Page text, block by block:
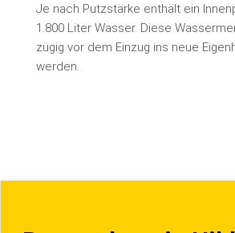
Je nach Putzstärke enthält ein
1.800 Liter Wasser. Diese
zügig vor dem Einzug ins neue
werden.